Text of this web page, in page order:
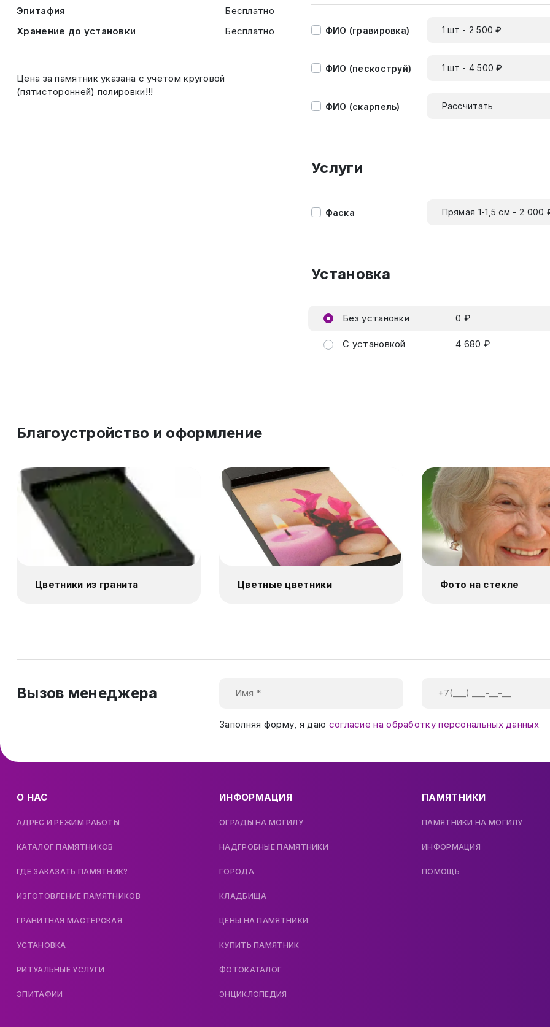
Эпитафия
Бесплатно
Хранение до установки
Бесплатно
Цена за памятник указана с учётом круговой
(пятисторонней) полировки!!!
ФИО (гравировка) 1 шт - 2 500 ₽
ФИО (пескоструй) 1 шт - 4 500 ₽
ФИО (скарпель) Рассчитать
Услуги
Фаска Прямая 1-1,5 см - 2 000
Установка
Без установки 0 ₽
С установкой 4 680 ₽
Благоустройство и оформление
Цветники из гранита Цветные цветники Фото на стекле
Вызов менеджера
Заполняя форму, я даю согласие на обработку персональных данных
О НАС
АДРЕС И РЕЖИМ РАБОТЫ
КАТАЛОГ ПАМЯТНИКОВ
ГДЕ ЗАКАЗАТЬ ПАМЯТНИК?
ИЗГОТОВЛЕНИЕ ПАМЯТНИКОВ
ГРАНИТНАЯ МАСТЕРСКАЯ
УСТАНОВКА
РИТУАЛЬНЫЕ УСЛУГИ
ЭПИТАФИИ
ИНФОРМАЦИЯ
ОГРАДЫ НА МОГИЛУ
НАДГРОБНЫЕ ПАМЯТНИКИ
ГОРОДА
КЛАДБИЩА
ЦЕНЫ НА ПАМЯТНИКИ
КУПИТЬ ПАМЯТНИК
ФОТОКАТАЛОГ
ЭНЦИКЛОПЕДИЯ
ПАМЯТНИКИ
ПАМЯТНИКИ НА МОГИЛУ
ИНФОРМАЦИЯ
ПОМОЩЬ